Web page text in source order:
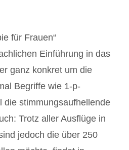
für Frauen“
Einführung in das
ganz konkret um die
Begriffe wie 1-p-
die stimmungsaufhellende
Trotz aller Ausflüge in
jedoch die über 250